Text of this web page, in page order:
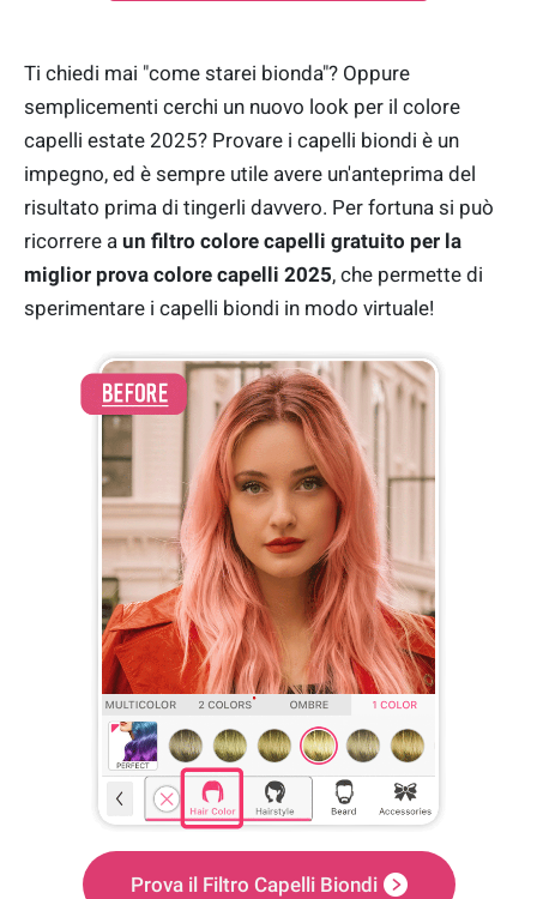
Ti chiedi mai "come starei bionda"? Oppure
semplicementi cerchi un nuovo look per il colore
capelli estate 2025? Provare i capelli biondi è un
impegno, ed è sempre utile avere un'anteprima del
risultato prima di tingerli davvero. Per fortuna si può
ricorrere a un filtro colore capelli gratuito per la
miglior prova colore capelli 2025, che permette di
sperimentare i capelli biondi in modo virtuale!
Prova il Filtro Capelli Biondi